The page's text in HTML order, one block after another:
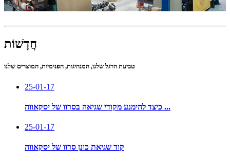
חֲדָשׁוֹת
טביעת הרגל שלנו, המנהיגות, הפנימיות, המוצרים שלנו
25-01-17
כיצד להימנע מקודי שגיאה בסרוו של יסקאווה ...
25-01-17
קוד שגיאת כונן סרוו של יסקאווה